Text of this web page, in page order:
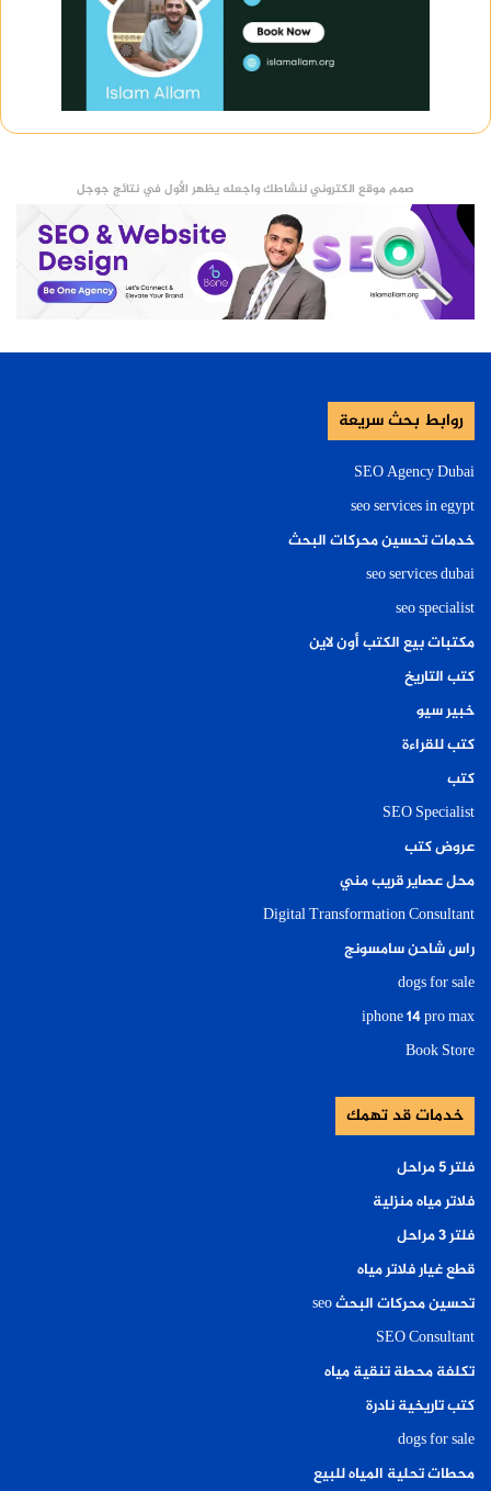
صمم موقع الكتروني لنشاطك واجعله يظهر الأول في نتائج جوجل
روابط بحث سريعة
SEO Agency Dubai
seo services in egypt
خدمات تحسين محركات البحث
seo services dubai
seo specialist
مكتبات بيع الكتب أون لاين
كتب التاريخ
خبير سيو
كتب للقراءة
كتب
SEO Specialist
عروض كتب
محل عصاير قريب مني
Digital Transformation Consultant
راس شاحن سامسونج
dogs for sale
iphone 14 pro max
Book Store
خدمات قد تهمك
فلتر ٥ مراحل
فلاتر مياه منزلية
فلتر ٣ مراحل
قطع غيار فلاتر مياه
تحسين محركات البحث seo
SEO Consultant
تكلفة محطة تنقية مياه
كتب تاريخية نادرة
dogs for sale
محطات تحلية المياه للبيع